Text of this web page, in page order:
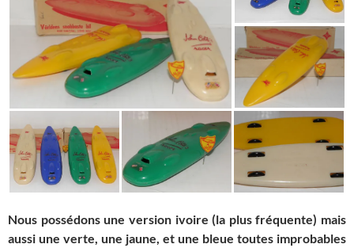
Nous possédons une version ivoire (la plus fréquente) mais
aussi une verte, une jaune, et une bleue toutes improbables